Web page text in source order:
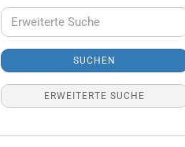
Erweiterte
Suche
SUCHEN
ERWEITERTE SUCHE